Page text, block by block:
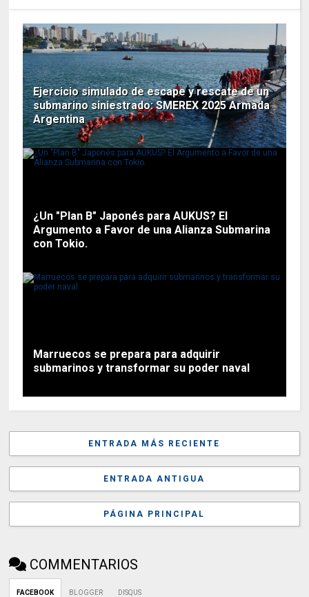
Ejercicio simulado de escape y rescate de un
submarino siniestrado: SMEREX 2025 Armada
Argentina
¿Un "Plan B" Japonés para AUKUS? El
Argumento a Favor de una Alianza Submarina
con Tokio.
Marruecos se prepara para adquirir
submarinos y transformar su poder naval
ENTRADA MÁS RECIENTE
ENTRADA ANTIGUA
PÁGINA PRINCIPAL
COMMENTARIOS
FACEBOOK BLOGGER DISQUS